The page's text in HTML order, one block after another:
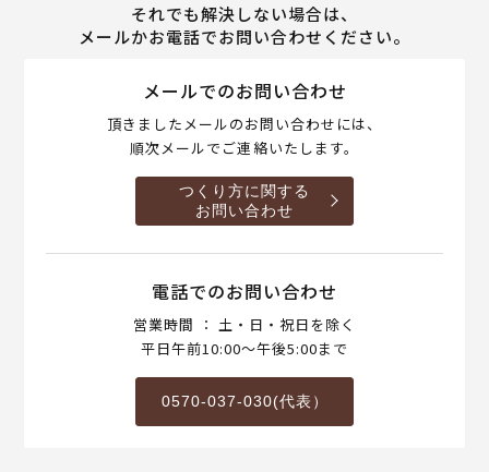
それでも解決しない場合は、
メールかお電話でお問い合わせください。
メールでのお問い合わせ
頂きましたメールのお問い合わせには、
順次メールでご連絡いたします。
つくり方に関する
お問い合わせ
電話でのお問い合わせ
営業時間 ： 土・日・祝日を除く
平日午前10:00～午後5:00まで
0570-037-030(代表）